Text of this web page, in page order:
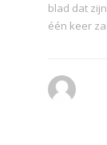
blad dat
één keer